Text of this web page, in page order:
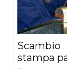
stampa